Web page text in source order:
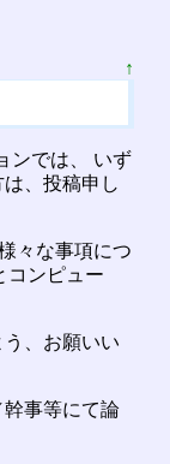
↑
ンでは、 いず
、投稿申し
々な事項につ
コンピュー
、お願いい
事等にて論